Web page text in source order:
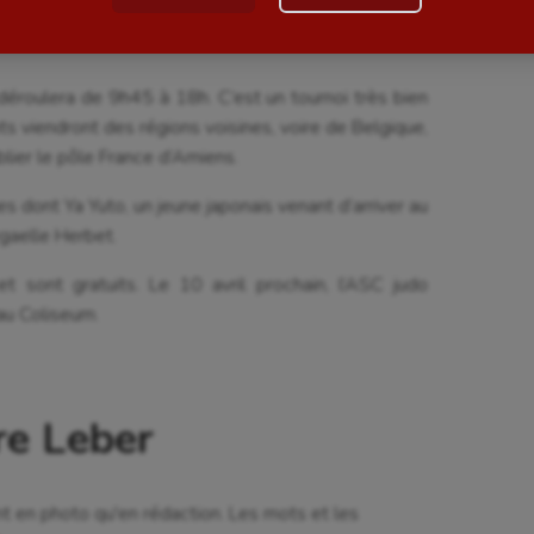
rythmique
et Paralympiques
Patinage artistique
200 jeunes sont attendus pour combattre de
de 9h45 à 18h. C’est un tournoi très bien
viendront des régions voisines, voire de Belgique,
le pôle France d’Amiens.
dont Ya Yuto, un jeune japonais venant d’arriver au
Herbet.
sont gratuits. Le 10 avril prochain, l’ASC judo
Coliseum.
Leber
en photo qu'en rédaction. Les mots et les